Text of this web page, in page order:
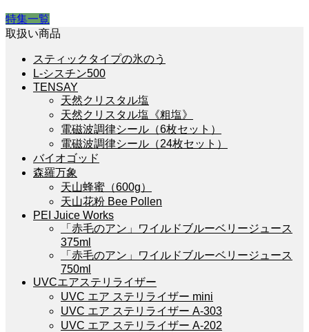
特集一覧
取扱い商品
スティックタイプの氷のう
L-シスチン500
TENSAY
天然クリスタル塩
天然クリスタル塩《粗塩》
電磁波調律シール（6枚セット）
電磁波調律シール（24枚セット）
バイオゴッド
森羅万象
天山蜂蜜（600g）
天山花粉 Bee Pollen
PEI Juice Works
「赤毛のアン」ワイルドブルーベリージュース
375ml
「赤毛のアン」ワイルドブルーベリージュース
750ml
UVCエアステリライザー
UVC エア ステリライザー mini
UVC エア ステリライザー A-303
UVC エア ステリライザー A-202